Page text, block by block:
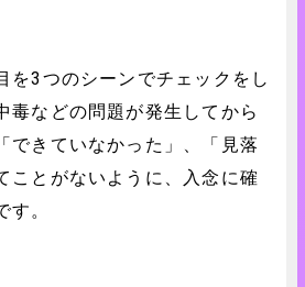
を3つのシーンでチェックをし
毒などの問題が発生してから
できていなかった」、「見落
ことがないように、入念に確
す。